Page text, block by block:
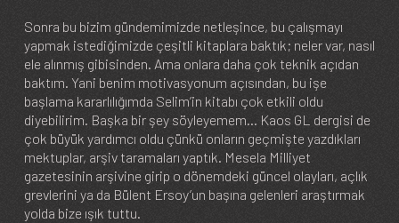
Sonra bu bizim gündemimizde netleşince, bu çalışmayı
yapmak istediğimizde çeşitli kitaplara baktık; neler var, nasıl
ele alınmış gibisinden. Ama onlara daha çok teknik açıdan
baktım. Yani benim motivasyonum açısından, bu işe
başlama kararlılığımda Selim’in kitabı çok etkili oldu
diyebilirim. Başka bir şey söyleyemem… Kaos GL dergisi de
çok büyük yardımcı oldu çünkü onların geçmişte yazdıkları
mektuplar, arşiv taramaları yaptık. Mesela Milliyet
gazetesinin arşivine girip o dönemdeki güncel olayları, açlık
grevlerini ya da Bülent Ersoy’un başına gelenleri araştırmak
yolda bize ışık tuttu.